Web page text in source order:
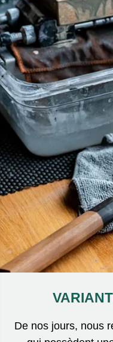
De nos jours, nous